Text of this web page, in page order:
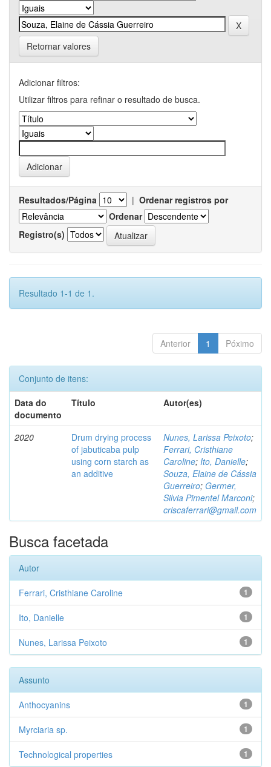
Retornar valores
Adicionar filtros:
Utilizar filtros para refinar o resultado de busca.
Resultados/Página | Ordenar registros por
Ordenar
Registro(s)
Resultado 1-1 de 1.
Anterior 1 Póximo
Conjunto de itens:
Data do
documento
Título Autor(es)
2020
Drum drying process
of jabuticaba pulp
using corn starch as
an additive
Nunes, Larissa Peixoto;
Ferrari, Cristhiane
Caroline; Ito, Danielle;
Souza, Elaine de Cássia
Guerreiro; Germer,
Silvia Pimentel Marconi;
criscaferrari@gmail.com
Busca facetada
Autor
1
Ferrari, Cristhiane Caroline
1
Ito, Danielle
1
Nunes, Larissa Peixoto
Assunto
1
Anthocyanins
1
Myrciaria sp.
1
Technological properties